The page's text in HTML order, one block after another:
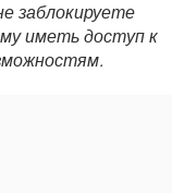
заблокируете
иметь доступ к